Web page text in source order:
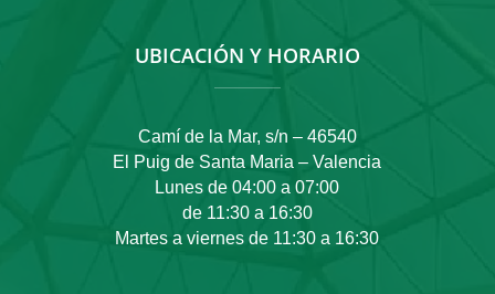
UBICACIÓN Y HORARIO
Camí de la Mar, s/n – 46540
El Puig de Santa Maria – Valencia
Lunes de 04:00 a 07:00
de 11:30 a 16:30
Martes a viernes de 11:30 a 16:30